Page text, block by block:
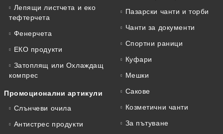
Лепящи листчета и еко
тефтeрчета
Фенерчета
ЕКО продукти
Затоплящ или Охлаждащ
компрес
Промоционални артикули
Слънчеви очила
Антистрес продукти
Пазарски чанти и торби
Чанти за документи
Спортни раници
Куфари
Мешки
Сакове
Козметични чанти
За пътуване